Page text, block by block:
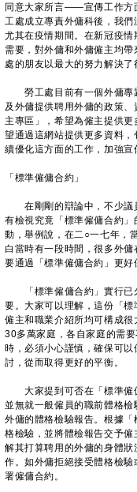
同意大家所言——宣傳工作方
工處成立專責外傭科後，我們
尤其在疫情期間。在新冠疫
需要，對外傭和外傭僱主均
處的朋友以最大的努力解決了
勞工處目前有一個外傭專
及外傭提供聘用外傭的政策
主專區」，希望為僱主提供
望通過這網站提供更多資料
續優化這方面的工作，加強宣
「標準僱傭合約」
在剛剛的辯論中，不少議
有檢視究竟「標準僱傭合約
動，舉例說，在二○一七年，
白當時有一段時間，很多外
要通過「標準僱傭合約」更好
「標準僱傭合約」實行已
要。大家可以理解，這份「標
僱主和職業介紹所均可構成
30多萬家庭，各自家庭的需
時，必須小心謹慎，確保可
討，從而取得更好的平衡。
大家提到可否在「標準僱
並無就一般僱員的職前體格
外傭的體格檢驗報告。根據
格檢驗，並將體檢報告交予
解其打算聘用的外傭的身體
作。如外傭拒絕接受體格檢
署僱傭合約。